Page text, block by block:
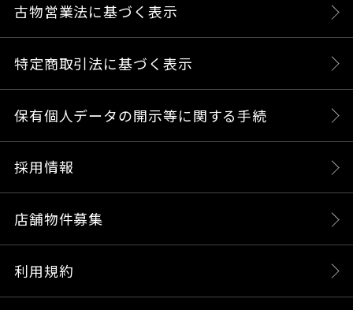
古物営業法に基づく表示
特定商取引法に基づく表示
保有個人データの開示等に関する手続
採用情報
店舗物件募集
利用規約